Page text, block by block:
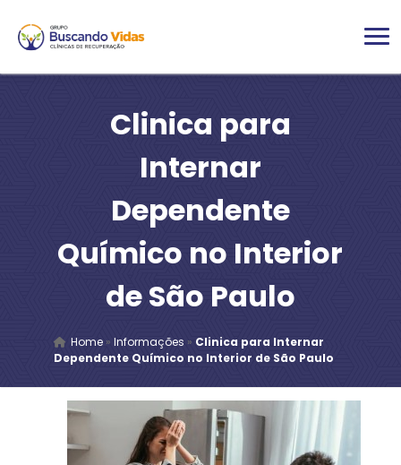
Clinica para
Internar
Dependente
Químico no Interior
de São Paulo
Home» Informações » Clinica para Internar
Dependente Químico no Interior de São Paulo